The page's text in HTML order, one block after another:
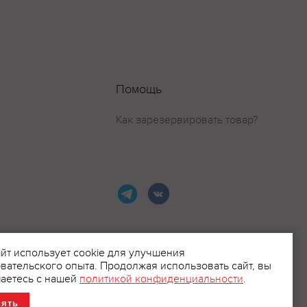
Помощь
Как зарезервировать товар?
использует cookie для улучшения
опыта. Продолжая использовать сайт, вы
с нашей политикой конфиденциальности.